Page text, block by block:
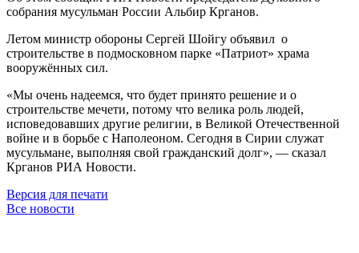
собрания мусульман России Альбир Крганов.
Летом министр обороны Сергей Шойгу объявил о
строительстве в подмосковном парке «Патриот» храма
вооружённых сил.
«Мы очень надеемся, что будет принято решение и о
строительстве мечети, потому что велика роль людей,
исповедовавших другие религии, в Великой Отечественной
войне и в борьбе с Наполеоном. Сегодня в Сирии служат
мусульмане, выполняя свой гражданский долг», — сказал
Крганов РИА Новости.
Версия для печати
Все новости